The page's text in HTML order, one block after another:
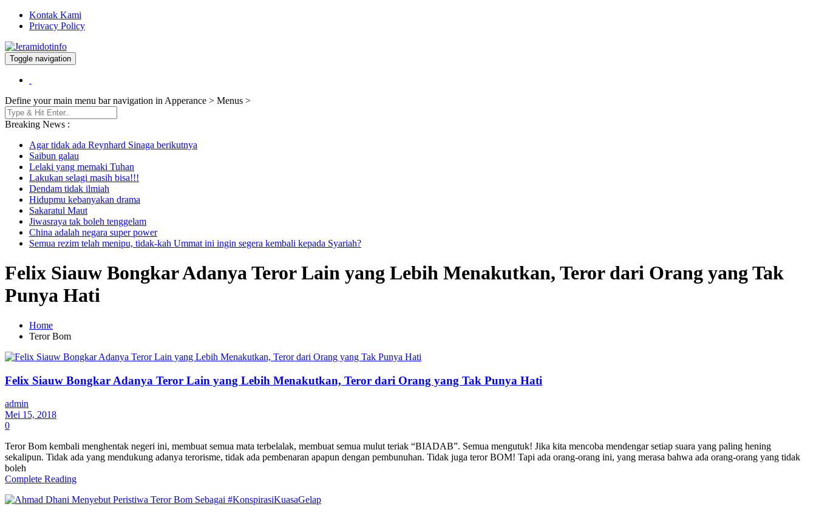
Kontak Kami
Privacy Policy
Jeramidotinfo
Berita dan Informasi Terkini
Toggle navigation
Define your main menu bar navigation in Apperance > Menus >
Breaking News :
Agar tidak ada Reynhard Sinaga berikutnya
Saibun galau
Lelaki yang memaki Tuhan
Lakukan selagi masih bisa!!!
Dendam tidak ilmiah
Hidupmu kebanyakan drama
Sakaratul Maut
Jiwasraya tak boleh tenggelam
China adalah negara super power
Semua rezim telah menipu, tidak-kah Ummat ini ingin segera kembali kepada Syariah?
Felix Siauw Bongkar Adanya Teror Lain yang Lebih Menakutkan, Teror dari Orang yang Tak
Punya Hati
Home
Teror Bom
Felix Siauw Bongkar Adanya Teror Lain yang Lebih Menakutkan, Teror dari Orang yang Tak Punya Hati
admin
Mei 15, 2018
0
Teror Bom kembali menghentak negeri ini, membuat semua mata terbelalak, membuat semua mulut teriak “BIADAB”. Semua mengutuk! Jika kita mencoba mendengar setiap suara yang paling hening
sekalipun. Tidak ada yang mendukung adanya terorisme, tidak ada pembenaran apapun dengan pembunuhan. Tidak juga teror BOM! Tapi ada orang-orang ini, yang merasa bahwa ada orang-orang yang tidak
boleh
Complete Reading